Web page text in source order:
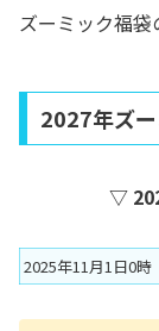
ズーミック福袋
2027年ズ
▽
2025年11月1日0時